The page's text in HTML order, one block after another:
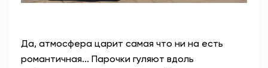
Да, атмосфера царит самая что ни на есть
романтичная... Парочки гуляют вдоль